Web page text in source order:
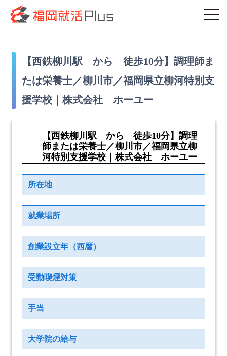
【西鉄柳川駅 から 徒歩10分】調理師ま
たは栄養士／柳川市／福岡県立柳河特別支
援学校｜株式会社 ホーユー
【西鉄柳川駅 から 徒歩10分】調理
師または栄養士／柳川市／福岡県立柳
河特別支援学校｜株式会社 ホーユー
所在地
就業場所
創業設立年（西暦）
受動喫煙対策
手当
大学院の給与